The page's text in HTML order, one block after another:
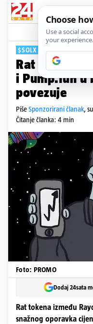
$SOLX
Rat tokena
i Pump.fun u
povezuje
PišeSponzorirani članak,
Čitanje članka: 4 min
Foto: PROMO
Dodaj 24sata
Rat tokena između
snažnog oporavka